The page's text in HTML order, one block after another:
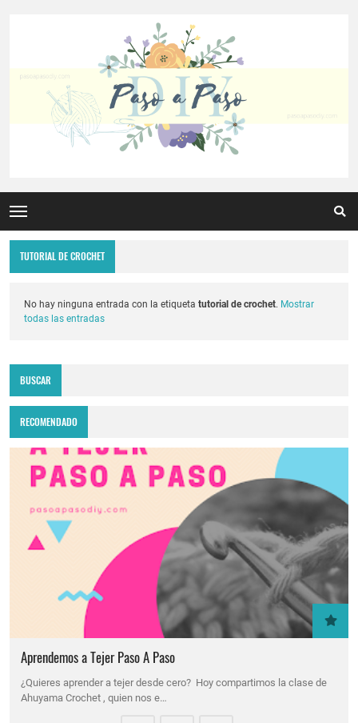
TUTORIAL DE CROCHET
No hay ninguna entrada con la etiqueta tutorial de crochet. Mostrar
todas las entradas
BUSCAR
RECOMENDADO
Aprendemos a Tejer Paso A Paso
¿Quieres aprender a tejer desde cero? Hoy compartimos la clase de
Ahuyama Crochet , quien nos e…